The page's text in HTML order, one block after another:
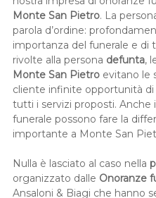
Monte San Pietro. La
parola d’ordine:
importanza del funerale e
rivolte alla persona defunta,
Monte San Pietroevitano le
cliente infinite opportunità
tutti i servizi proposti. Anche
funerale possono fare la
importante a Monte San
Nulla è lasciato al caso nella
organizzato dalle Onoranze
Ansaloni & Biagi che hanno